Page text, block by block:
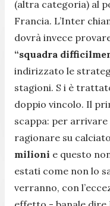
(altra categoria) al
Francia. L’Inter
dovrà invece
“squadra
indirizzato le
stagioni. S i è
doppio vincolo. Il
scappa: per
ragionare su
milioni e questo
estati come non lo
verranno, con